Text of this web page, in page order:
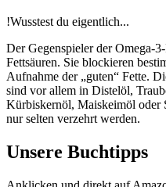
!Wusstest du eigentlich...
Der Gegenspieler der Omega-
Fettsäuren. Sie blockieren
Aufnahme der „guten“ Fette.
sind vor allem in Distelöl,
Kürbiskernöl, Maiskeimöl oder
nur selten verzehrt werden.
Unsere Buchtipps